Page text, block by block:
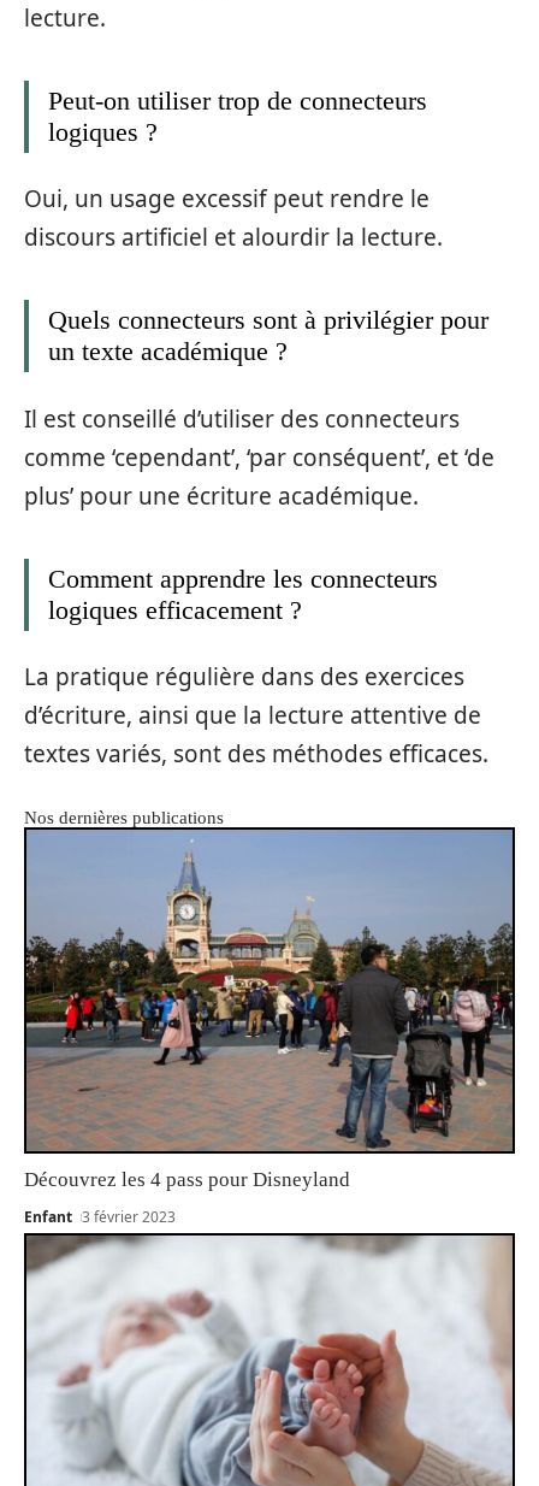
lecture.
Peut-on utiliser trop de connecteurs
logiques ?
Oui, un usage excessif peut rendre le
discours artificiel et alourdir la lecture.
Quels connecteurs sont à privilégier pour
un texte académique ?
Il est conseillé d’utiliser des connecteurs
comme ‘cependant’, ‘par conséquent’, et ‘de
plus’ pour une écriture académique.
Comment apprendre les connecteurs
logiques efficacement ?
La pratique régulière dans des exercices
d’écriture, ainsi que la lecture attentive de
textes variés, sont des méthodes efficaces.
Nos dernières publications
Découvrez les 4 pass pour Disneyland
Enfant 3 février 2023